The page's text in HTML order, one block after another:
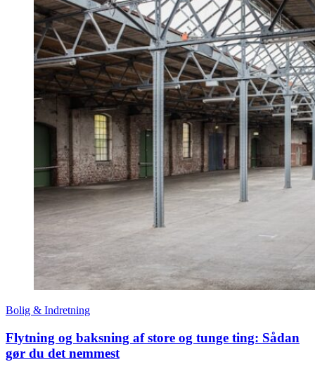
Bolig & Indretning
Flytning og baksning af store og tunge ting: Sådan
gør du det nemmest